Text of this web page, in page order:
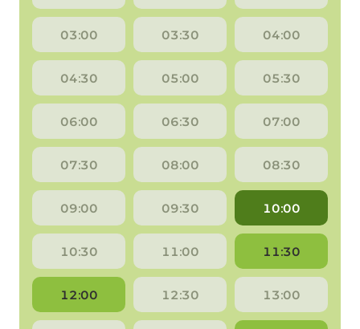
03:00 03:30 04:00
04:30 05:00 05:30
06:00 06:30 07:00
07:30 08:00 08:30
09:00 09:30 10:00
10:30 11:00 11:30
12:00 12:30 13:00